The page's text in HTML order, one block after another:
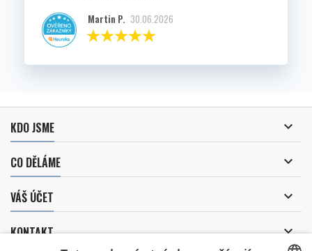
Martin P. 30.06.2026
KDO JSME 
CO DĚLÁME 
VÁŠ ÚČET 
KONTAKT
